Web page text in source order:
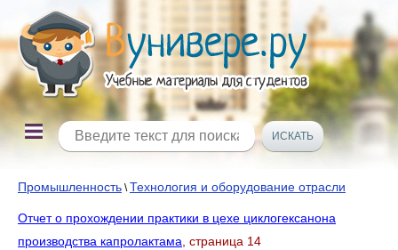
Промышленность \Технология и оборудование отрасли
Отчет о прохождении практики в цехе циклогексанона
производства капролактама , страница 14